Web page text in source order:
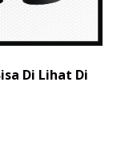
Di Lihat Di